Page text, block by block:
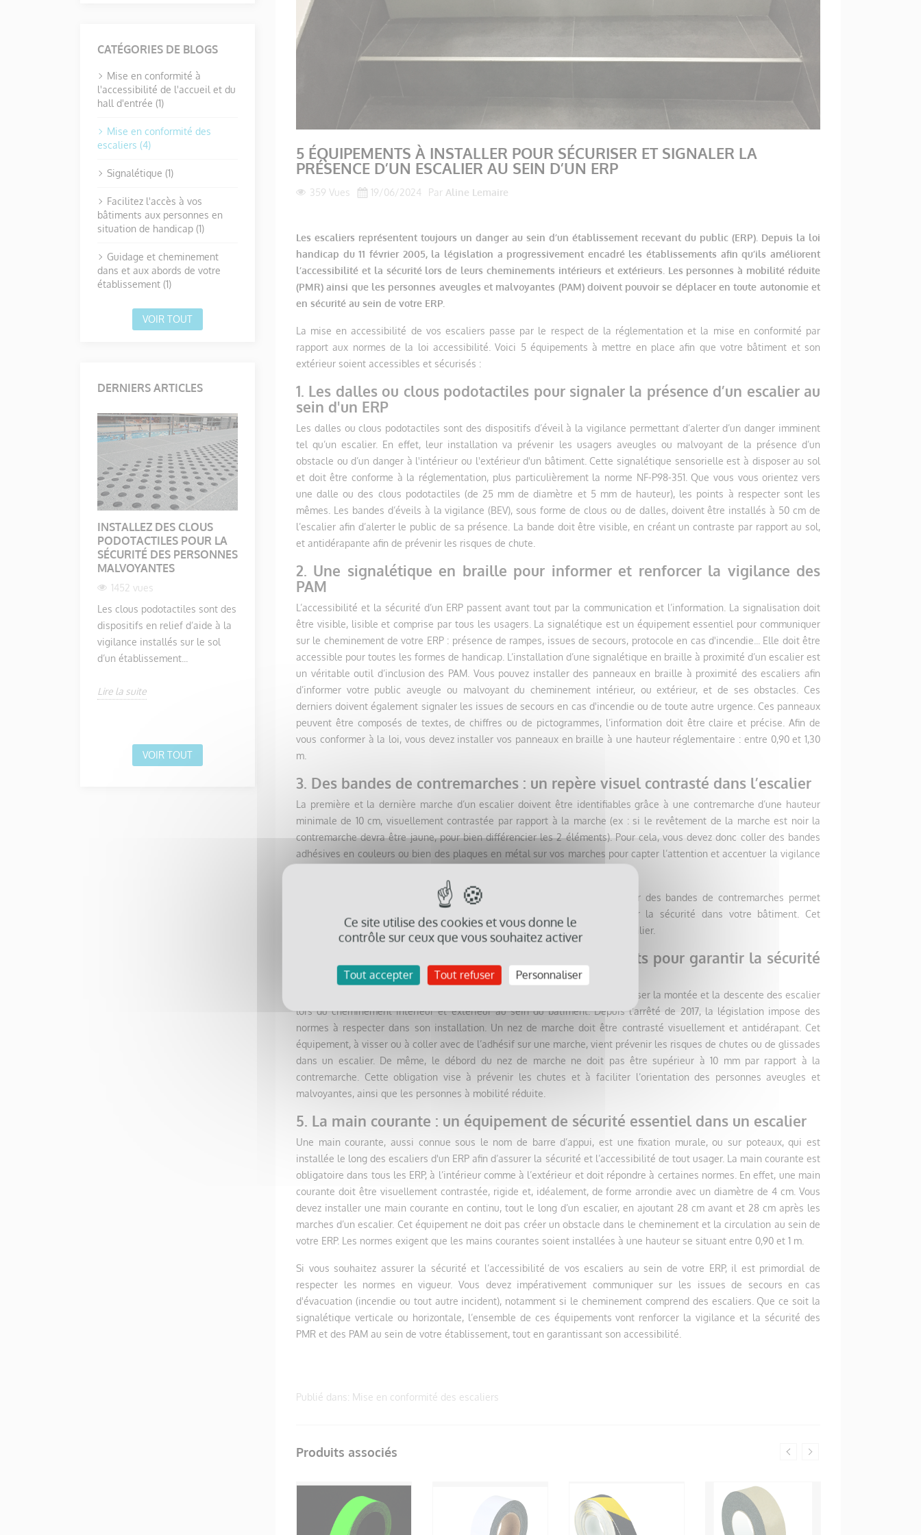
CATÉGORIES DE BLOGS
Mise en conformité à
l'accessibilité de l'accueil et du
hall d'entrée (1)
Mise en conformité des
escaliers (4)
Signalétique (1)
Facilitez l'accès à vos
bâtiments aux personnes en
situation de handicap (1)
Guidage et cheminement
dans et aux abords de votre
établissement (1)
VOIR TOUT
DERNIERS ARTICLES
INSTALLEZ DES CLOUS
PODOTACTILES POUR LA
SÉCURITÉ DES PERSONNES
MALVOYANTES
1452 vues
Les clous podotactiles sont des
dispositifs en relief d’aide à la
vigilance installés sur le sol
d’un établissement...
Lire la suite
L'UTILISATION DES DALLES
PODOTACTILES POUR
1566 vues
L’accessibilité a pris une place
importante dans les
établissements recevant du
public. La législation impose
Lire la suite
SÉCURISEZ VOS ESCALIERS
AVEC DES NEZ DE
ANTIDÉRAPANTS ADAPTÉS
Depuis la loi handicap de 2005,
la législation a
progressivement mis en place
des normes visant à garantir...
Lire la suite
ACCESSIBILITÉ DES E.R.P :
ÉQUIPEMENTS ?
Bandes d’aide à l’orientation,
rails de guidage, bandes d’éveil
d’urgence… Découvrez les
équipements au sol à mettre...
Lire la suite
ACCESSIBILITÉ E.R.P :
BÂTIMENTS RECEVANT DU
PUBLIC ?
3971 vues
Le cheminement intérieur et
extérieur des établissements
doit être mis en avant par une
signalétique verticale et...
Lire la suite
VOIR TOUT
5 ÉQUIPEMENTS À INSTALLER POUR SÉCURISER ET SIGNALER LA
PRÉSENCE D’UN ESCALIER AU SEIN D’UN ERP
359 Vues 19/06/2024 Par Aline Lemaire
Les escaliers représentent toujours un danger au sein d’un établissement recevant du public (ERP). Depuis la loi
handicap du 11 février 2005, la législation a progressivement encadré les établissements afin qu’ils améliorent
l’accessibilité et la sécurité lors de leurs cheminements intérieurs et extérieurs. Les personnes à mobilité réduite
(PMR) ainsi que les personnes aveugles et malvoyantes (PAM) doivent pouvoir se déplacer en toute autonomie et
en sécurité au sein de votre ERP.
La mise en accessibilité de vos escaliers passe par le respect de la réglementation et la mise en conformité par
rapport aux normes de la loi accessibilité. Voici 5 équipements à mettre en place afin que votre bâtiment et son
extérieur soient accessibles et sécurisés :
1. Les dalles ou clous podotactiles pour signaler la présence d’un escalier au
sein d'un ERP
Les dalles ou clous podotactiles sont des dispositifs d’éveil à la vigilance permettant d’alerter d’un danger imminent
tel qu’un escalier. En effet, leur installation va prévenir les usagers aveugles ou malvoyant de la présence d’un
obstacle ou d’un danger à l'intérieur ou l'extérieur d'un bâtiment. Cette signalétique sensorielle est à disposer au sol
et doit être conforme à la réglementation, plus particulièrement la norme NF-P98-351. Que vous vous orientez vers
une dalle ou des clous podotactiles (de 25 mm de diamètre et 5 mm de hauteur), les points à respecter sont les
mêmes. Les bandes d’éveils à la vigilance (BEV), sous forme de clous ou de dalles, doivent être installés à 50 cm de
l’escalier afin d’alerter le public de sa présence. La bande doit être visible, en créant un contraste par rapport au sol,
et antidérapante afin de prévenir les risques de chute.
2. Une signalétique en braille pour informer et renforcer la vigilance des
PAM
L’accessibilité et la sécurité d’un ERP passent avant tout par la communication et l’information. La signalisation doit
être visible, lisible et comprise par tous les usagers. La signalétique est un équipement essentiel pour communiquer
sur le cheminement de votre ERP : présence de rampes, issues de secours, protocole en cas d'incendie... Elle doit être
accessible pour toutes les formes de handicap. L’installation d’une signalétique en braille à proximité d’un escalier est
un véritable outil d’inclusion des PAM. Vous pouvez installer des panneaux en braille à proximité des escaliers afin
d’informer votre public aveugle ou malvoyant du cheminement intérieur, ou extérieur, et de ses obstacles. Ces
derniers doivent également signaler les issues de secours en cas d'incendie ou de toute autre urgence. Ces panneaux
peuvent être composés de textes, de chiffres ou de pictogrammes, l’information doit être claire et précise. Afin de
vous conformer à la loi, vous devez installer vos panneaux en braille à une hauteur réglementaire : entre 0,90 et 1,30
m.
3. Des bandes de contremarches : un repère visuel contrasté dans l’escalier
La première et la dernière marche d’un escalier doivent être identifiables grâce à une contremarche d’une hauteur
minimale de 10 cm, visuellement contrastée par rapport à la marche (ex : si le revêtement de la marche est noir la
contremarche devra être jaune, pour bien différencier les 2 éléments). Pour cela, vous devez donc coller des bandes
adhésives en couleurs ou bien des plaques en métal sur vos marches pour capter l’attention et accentuer la vigilance
Une contremarche est la partie verticale d’une marche d’escalier. Installer des bandes de contremarches permet
d’accentuer la visibilité du haut/bas d’un escalier et ainsi de renforcer la sécurité dans votre bâtiment. Cet
équipement favorise la vigilance des PMR lorsqu’elles s'approchent d’un escalier.
4. Des nez de marches contrastés et antidérapants pour garantir la sécurité
vos escaliers
Un nez de marche s’installe sur l’arête d’une marche d’escalier afin de sécuriser la montée et la descente des escalier
lors du cheminement intérieur et extérieur au sein du bâtiment. Depuis l’arrêté de 2017, la législation impose des
normes à respecter dans son installation. Un nez de marche doit être contrasté visuellement et antidérapant. Cet
équipement, à visser ou à coller avec de l’adhésif sur une marche, vient prévenir les risques de chutes ou de glissades
dans un escalier. De même, le débord du nez de marche ne doit pas être supérieur à 10 mm par rapport à la
contremarche. Cette obligation vise à prévenir les chutes et à faciliter l’orientation des personnes aveugles et
malvoyantes, ainsi que les personnes à mobilité réduite.
5. La main courante : un équipement de sécurité essentiel dans un escalier
Une main courante, aussi connue sous le nom de barre d’appui, est une fixation murale, ou sur poteaux, qui est
installée le long des escaliers d'un ERP afin d’assurer la sécurité et l’accessibilité de tout usager. La main courante est
obligatoire dans tous les ERP, à l’intérieur comme à l’extérieur et doit répondre à certaines normes. En effet, une main
courante doit être visuellement contrastée, rigide et, idéalement, de forme arrondie avec un diamètre de 4 cm. Vous
devez installer une main courante en continu, tout le long d’un escalier, en ajoutant 28 cm avant et 28 cm après les
marches d’un escalier. Cet équipement ne doit pas créer un obstacle dans le cheminement et la circulation au sein de
votre ERP. Les normes exigent que les mains courantes soient installées à une hauteur se situant entre 0,90 et 1 m.
Si vous souhaitez assurer la sécurité et l’accessibilité de vos escaliers au sein de votre ERP, il est primordial de
respecter les normes en vigueur. Vous devez impérativement communiquer sur les issues de secours en cas
d'évacuation (incendie ou tout autre incident), notamment si le cheminement comprend des escaliers. Que ce soit la
signalétique verticale ou horizontale, l’ensemble de ces équipements vont renforcer la vigilance et la sécurité des
PMR et des PAM au sein de votre établissement, tout en garantissant son accessibilité.
Publié dans: Mise en conformité des escaliers
Produits associés
Ce site utilise des cookies et vous donne le
contrôle sur ceux que vous souhaitez activer
Tout accepter Tout refuser Personnaliser